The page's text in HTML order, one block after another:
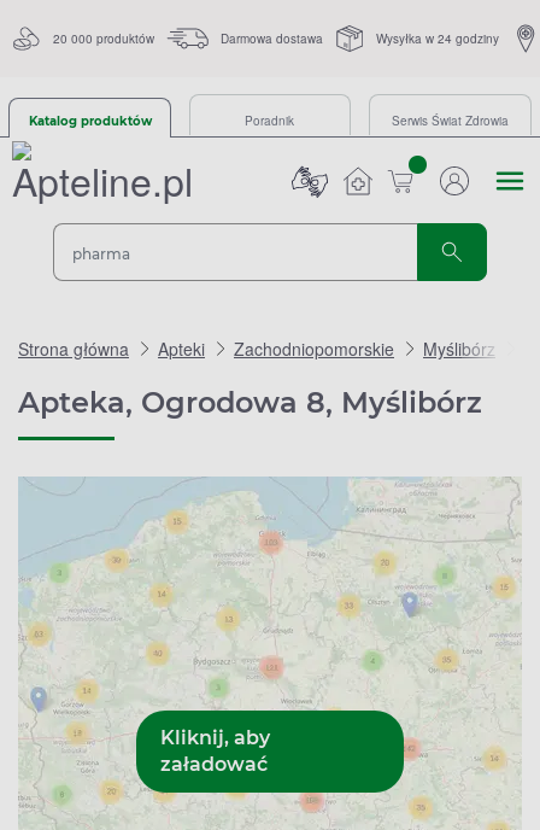
20 000 produktów Darmowa dostawa Wysyłka w 24 godziny
Katalog produktów Poradnik Serwis Świat Zdrowia
sztuk
Strona główna Apteki Zachodniopomorskie Myślibórz
Apteka, Ogrodowa 8, Myślibórz